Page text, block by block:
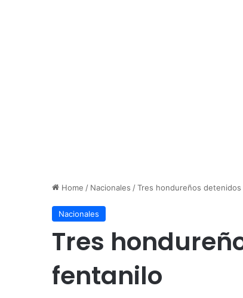
Home / Nacionales /Tres hondureños
Nacionales
Tres
fentanilo